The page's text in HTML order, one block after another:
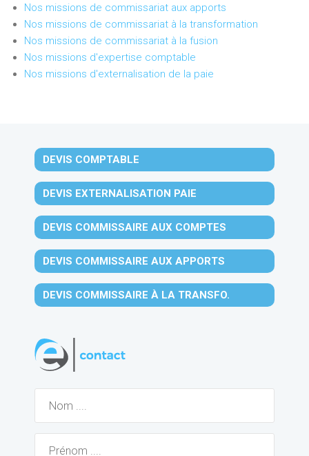
Nos missions de commissariat aux apports
Nos missions de commissariat à la transformation
Nos missions de commissariat à la fusion
Nos missions d'expertise comptable
Nos missions d'externalisation de la paie
DEVIS COMPTABLE
DEVIS EXTERNALISATION PAIE
DEVIS COMMISSAIRE AUX COMPTES
DEVIS COMMISSAIRE AUX APPORTS
DEVIS COMMISSAIRE À LA TRANSFO.